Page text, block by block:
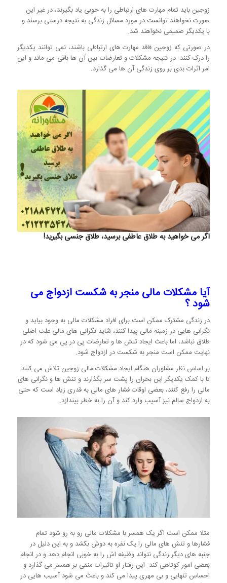
زوجین باید تمام مهارت های ارتباطی را به خوبی یاد بگیرند، در غیر این
صورت نخواهند توانست در مورد مسائل زندگی به نتیجه درستی برسند و
با یکدیگر صمیمی نخواهند شد.
در صورتی که زوجین فاقد مهارت های ارتباطی باشند، نمی توانند یکدیگر
را درک کنند. در نتیجه مشکلات و تعارضات بین آن ها باقی می ماند و این
امر اثرات بدی بر روی زندگی آن ها می گذارد.
اگر می خواهید به طلاق عاطفی برسید، طلاق جنسی بگیرید!
آیا مشکلات مالی منجر به شکست ازدواج می
شود ؟
در زندگی مشترک ممکن است برای افراد مشکلات مالی به وجود بیاید و
نگرانی هایی در زمینه مالی پیدا کنند، شاید نگرانی های مالی علت اصلی
طلاق نباشد، اما باعث ایجاد تنش ها و تعارضات پی در پی می شود که در
نهایت ممکن است منجر به شکست در ازدواج شود.
بر اساس نظر مشاوران هنگام ایجاد مشکلات مالی زوجین تلاش می کنند
تا با کمک یکدیگر این بحران را پشت سر بگذارند و تنش ها و نگرانی های
مالی را رفع کنند، بعضی اوقات فشار های مالی به قدری زیاد است که حتی
به ازدواج سالم نیز آسیب وارد کند و آن را به خطر بیندازد.
مثلا ممکن است اگر یک همسر با مشکلات مالی رو به رو شود تمام
فشارها و تنش های مالی را یک نفره به دوش بکشد و به این دلیل در
جنبه های دیگر زندگی نتواند وظیفه اش را به خوبی انجام دهد و در انجام
بعضی امور کوتاهی کند. این رفتار او تاثیرات منفی بر همسر می گذارد و
احساس تنهایی و بی مهری پیدا می کند و باعث می شود آسیب هایی در